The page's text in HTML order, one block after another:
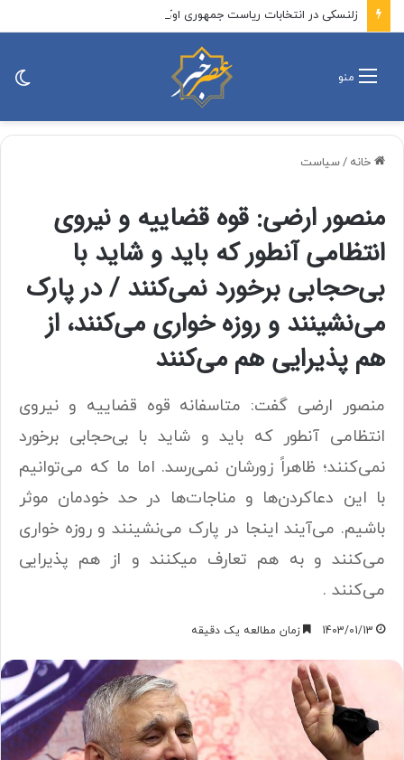
زلنسکی در انتخابات ریاست جمهوری اوکراین شکست می‌خورد
منو
خانه /سیاست
منصور ارضی: قوه قضاییه و نیروی
انتظامی آنطور که باید و شاید با
بی‌حجابی برخورد نمی‌کنند / در پارک
می‌نشینند و روزه خواری می‌کنند، از
هم پذیرایی هم می‌کنند
منصور ارضی گفت: متاسفانه قوه قضاییه و نیروی
انتظامی آنطور که باید و شاید با بی‌حجابی برخورد
نمی‌کنند؛ ظاهراً زورشان نمی‌رسد. اما ما که می‌توانیم
با این دعاکردن‌ها و مناجات‌ها در حد خودمان موثر
باشیم. می‌آیند اینجا در پارک می‌نشینند و روزه خواری
می‌کنند و به هم تعارف میکنند و از هم پذیرایی
می‌کنند .
1403/01/13 زمان مطالعه یک دقیقه